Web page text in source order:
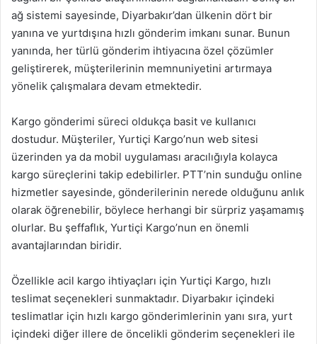
ağ sistemi sayesinde, Diyarbakır’dan ülkenin dört bir
yanına ve yurtdışına hızlı gönderim imkanı sunar. Bunun
yanında, her türlü gönderim ihtiyacına özel çözümler
geliştirerek, müşterilerinin memnuniyetini artırmaya
yönelik çalışmalara devam etmektedir.
Kargo gönderimi süreci oldukça basit ve kullanıcı
dostudur. Müşteriler, Yurtiçi Kargo’nun web sitesi
üzerinden ya da mobil uygulaması aracılığıyla kolayca
kargo süreçlerini takip edebilirler. PTT’nin sunduğu online
hizmetler sayesinde, gönderilerinin nerede olduğunu anlık
olarak öğrenebilir, böylece herhangi bir sürpriz yaşamamış
olurlar. Bu şeffaflık, Yurtiçi Kargo’nun en önemli
avantajlarından biridir.
Özellikle acil kargo ihtiyaçları için Yurtiçi Kargo, hızlı
teslimat seçenekleri sunmaktadır. Diyarbakır içindeki
teslimatlar için hızlı kargo gönderimlerinin yanı sıra, yurt
içindeki diğer illere de öncelikli gönderim seçenekleri ile